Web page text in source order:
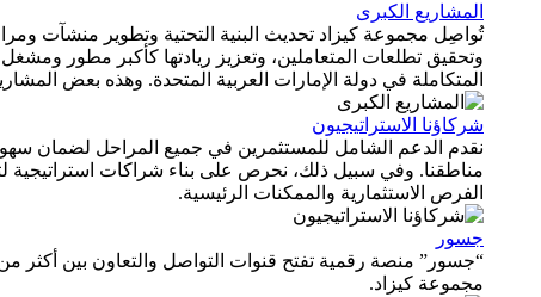
المشاريع الكبرى
تُواصِل مجموعة كيزاد تحديث البنية التحتية وتطوير منشآت
وتحقيق تطلعات المتعاملين، وتعزيز ريادتها كأكبر مطور ومشغل
المتكاملة في دولة الإمارات العربية المتحدة. وهذه بعض
شركاؤنا الاستراتيجيون
نقدم الدعم الشامل للمستثمرين في جميع المراحل لضمان
مناطقنا. وفي سبيل ذلك، نحرص على بناء شراكات استراتيجية
الفرص الاستثمارية والممكنات الرئيسية.
جسور
مجموعة كيزاد.